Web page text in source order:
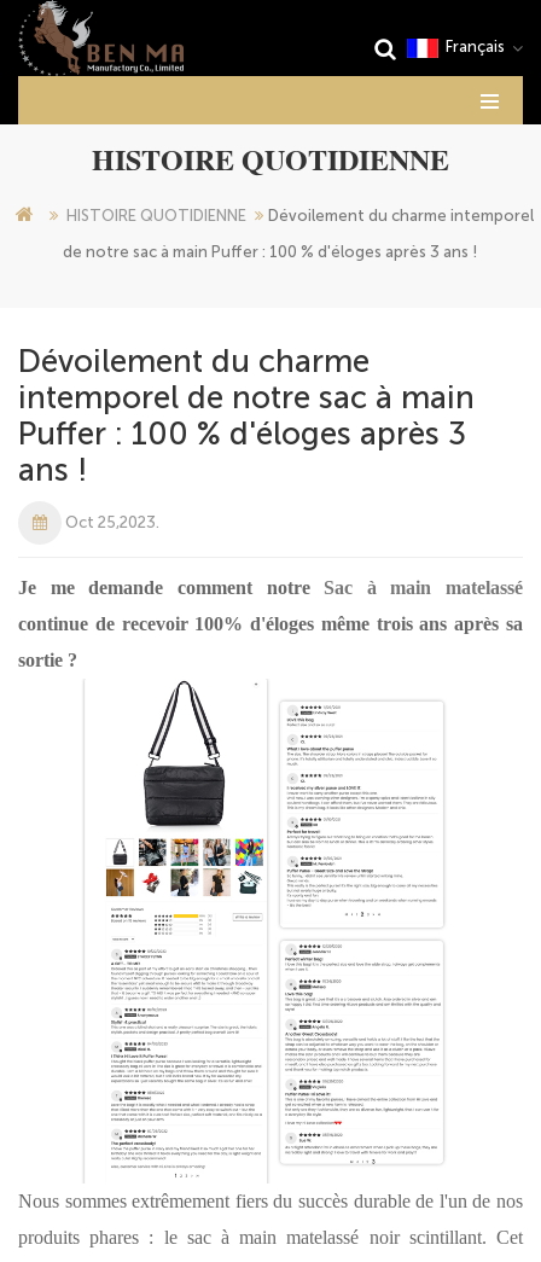
Français
HISTOIRE QUOTIDIENNE
HISTOIRE QUOTIDIENNE
Dévoilement du charme intemporel
de notre sac à main Puffer : 100 % d'éloges après 3 ans !
Dévoilement du charme
intemporel de notre sac à main
Puffer : 100 % d'éloges après 3
ans !
Oct 25,2023.
Je me demande comment notre Sac à main matelassé
continue de recevoir 100% d'éloges même trois ans après sa
sortie ?
Nous sommes extrêmement fiers du succès durable de l'un de nos
produits phares : le sac à main matelassé noir scintillant. Cet